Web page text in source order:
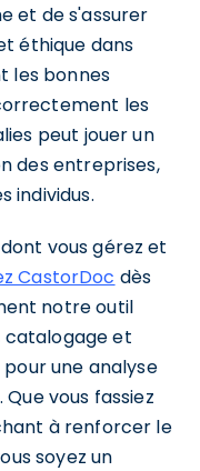
et de s'assurer
éthique dans
les bonnes
les
peut jouer un
des entreprises,
individus.
vous gérez et
CastorDoc dès
notre outil
catalogage et
une analyse
vous fassiez
à renforcer le
soyez un